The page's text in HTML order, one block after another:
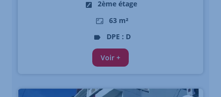
2ème étage
63 m²
DPE : D
Voir +